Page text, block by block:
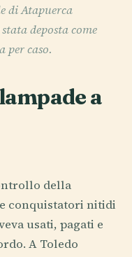
di Atapuerca
deposta come
per caso.
a
della
conquistatori nitidi
usati, pagati e
A Toledo